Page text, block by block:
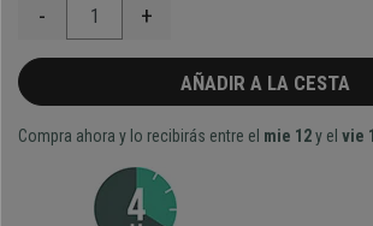
- +
AÑADIR A LA CESTA
Compra ahora y lo recibirás entre el mie 12y el vie